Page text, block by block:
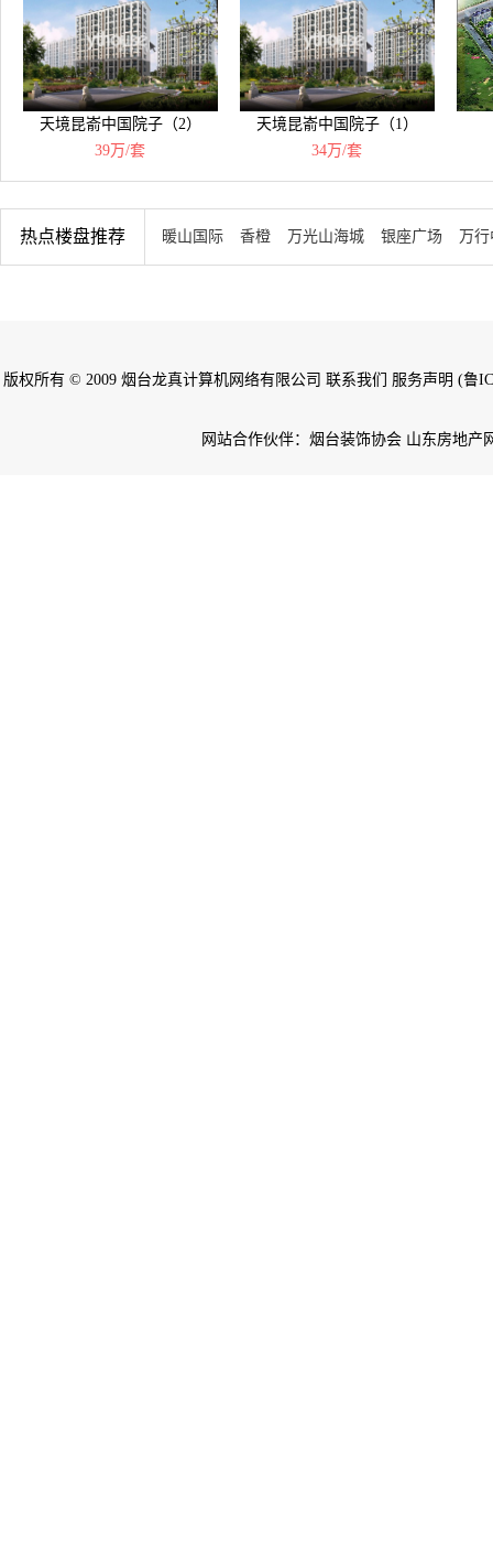
天境昆嵛中国院子（2）
39万/套
天境昆嵛中国院子（1）
34万/套
热点楼盘推荐 暖山国际 香橙 万光山海城 银座广场 万
版权所有 © 2009 烟台龙真计算机网络有限公司 联系我们 服务声明 (鲁
网站合作伙伴：烟台装饰协会 山东房地